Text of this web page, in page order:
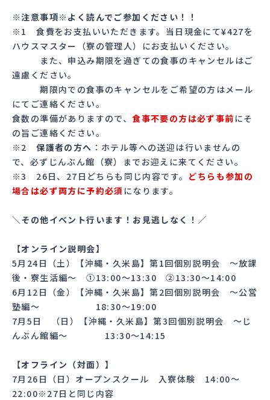
※注意事項※よく読んでご参加ください！！
※1 食費をお支払いいただきます。当日現金にて¥427を
ハウスマスター（寮の管理人）にお支払いください。
また、申込み期限を過ぎての食事のキャンセルはご
遠慮ください。
期限内での食事のキャンセルをご希望の方はメール
にてご連絡ください。
食数の準備がありますので、食事不要の方は必ず事前にそ
の旨ご連絡ください。
※2保護者の方へ ：ホテル等への送迎は行いませんの
で、必ずじんぶん館（寮）までお迎えに来てください。
※3 26日、27日どちらも同じ内容です。 どちらも参加の
場合は必ず両方に予約必須 になります。
＼その他イベント行います！お見逃しなく！／
【オンライン説明会】
5月24日（土）【沖縄・久米島】第1回個別説明会 〜放課
後・寮生活編～ ①13:00〜13:30 ②13:30～14:00
6月12日（金）【沖縄・久米島】第2回個別説明会 〜公営
塾編〜 18:30〜19:00
7月5日 （日）【沖縄・久米島】第3回個別説明会 〜じ
んぶん館編～ 13:30〜14:15
【オフライン（対面）】
7月26日（日）オープンスクール 入寮体験 14:00～
22:00※27日と同じ内容